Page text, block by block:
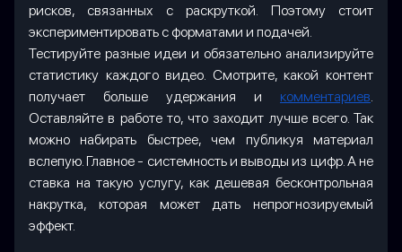
рисков, связанных с раскруткой. Поэтому стоит
экспериментировать с форматами и подачей.
Тестируйте разные идеи и обязательно анализируйте
статистику каждого видео. Смотрите, какой контент
получает больше удержания и
комментариев.
Оставляйте в работе то, что заходит лучше всего. Так
можно набирать быстрее, чем публикуя материал
вслепую. Главное - системность и выводы из цифр. А не
ставка на такую услугу, как дешевая бесконтрольная
накрутка, которая может дать непрогнозируемый
эффект.